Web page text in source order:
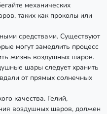
механических
таких как проколы или
средствами. Существуют
могут замедлить процесс
жизнь воздушных шаров.
шары следует хранить
от прямых солнечных
качества. Гелий,
воздушных шаров, должен